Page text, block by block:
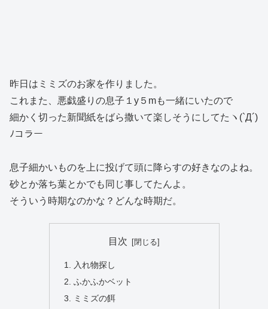
昨日はミミズのお家を作りました。
これまた、悪戯盛りの息子１y５mも一緒にいたので
細かく切った新聞紙をばら撒いて楽しそうにしてたヽ(`Д´)
ﾉコラー
息子細かいものを上に投げて頭に降らすの好きなのよね。
砂とか落ち葉とかでも同じ事してたんよ。
そういう時期なのかな？どんな時期だ。
目次
入れ物探し
ふかふかベット
ミミズの餌